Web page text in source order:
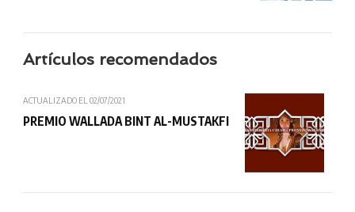
Artículos recomendados
ACTUALIZADO EL 02/07/2021
PREMIO WALLADA BINT AL-MUSTAKFI